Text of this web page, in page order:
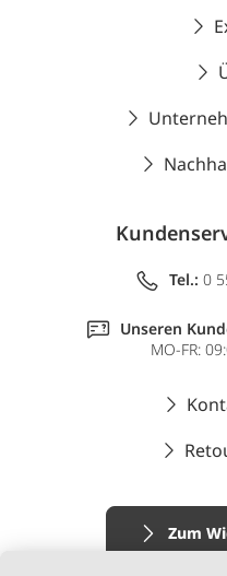
Tel.: 0
Unseren
MO-FR:
Zum